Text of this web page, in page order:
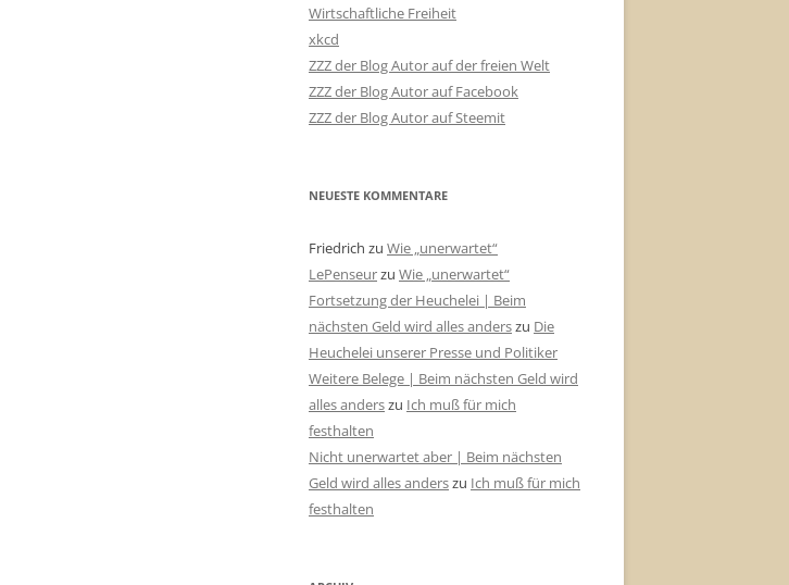
Wirtschaftliche Freiheit
xkcd
ZZZ der Blog Autor auf der freien Welt
ZZZ der Blog Autor auf Facebook
ZZZ der Blog Autor auf Steemit
NEUESTE KOMMENTARE
Friedrich zu Wie „unerwartet“
LePenseurzu Wie „unerwartet“
Fortsetzung der Heuchelei | Beim
nächsten Geld wird alles anderszu Die
Heuchelei unserer Presse und Politiker
Weitere Belege | Beim nächsten Geld wird
alles anderszu Ich muß für mich
festhalten
Nicht unerwartet aber | Beim nächsten
Geld wird alles anderszu Ich muß für mich
festhalten